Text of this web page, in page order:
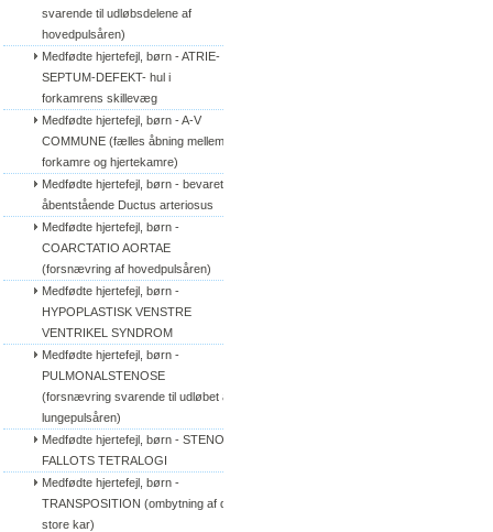
svarende til udløbsdelene af
hovedpulsåren)
Medfødte hjertefejl, børn - ATRIE-
SEPTUM-DEFEKT- hul i
forkamrens skillevæg
Medfødte hjertefejl, børn - A-V
COMMUNE (fælles åbning mellem
forkamre og hjertekamre)
Medfødte hjertefejl, børn - bevaret/
åbentstående Ductus arteriosus
Medfødte hjertefejl, børn -
COARCTATIO AORTAE
(forsnævring af hovedpulsåren)
Medfødte hjertefejl, børn -
HYPOPLASTISK VENSTRE
VENTRIKEL SYNDROM
Medfødte hjertefejl, børn -
PULMONALSTENOSE
(forsnævring svarende til udløbet af
lungepulsåren)
Medfødte hjertefejl, børn - STENO
FALLOTS TETRALOGI
Medfødte hjertefejl, børn -
TRANSPOSITION (ombytning af de
store kar)